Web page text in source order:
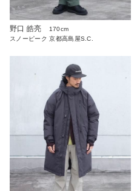
野口 皓亮
170cm
スノーピーク 京都高島屋S.C.